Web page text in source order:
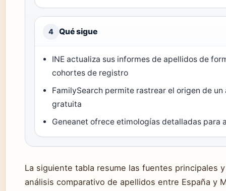
4 Qué sigue
INE actualiza sus informes de apellidos de
cohortes de registro
FamilySearch permite rastrear el origen de
gratuita
Geneanet ofrece etimologías detalladas para
La siguiente tabla resume las fuentes principales
análisis comparativo de apellidos entre España y